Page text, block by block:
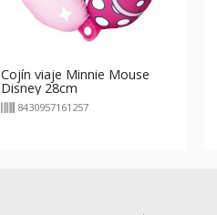
Cojín viaje Minnie Mouse
Disney 28cm
8430957161257